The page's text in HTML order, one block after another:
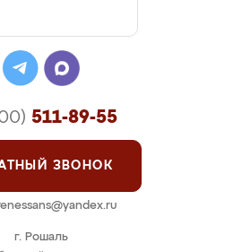
г. Рошаль
511-89-55
ЗВОНОК